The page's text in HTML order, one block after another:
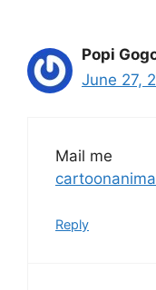
Popi
June 27,
Mail me
Reply